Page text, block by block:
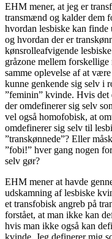
EHM mener, at jeg er
transmænd og kalder dem
hvordan lesbiske kan
og hvordan der er
kønsrolleafvigende
gråzone mellem
samme oplevelse af at
kunne genkende sig selv i
”feminin” kvinde. Hvis det
der omdefinerer sig selv
vel også homofobisk, at
omdefinerer sig selv til
”transkønnede”? Eller
”fobi!” hver gang nogen
selv gør?
EHM mener at havde
udskamning af lesbiske
et transfobisk angreb på
forstået, at man ikke kan
hvis man ikke også kan
kvinde. Jeg definerer mig